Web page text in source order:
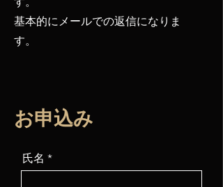
​基本的にメールでの返信になりま
す。
​お申込み
氏名